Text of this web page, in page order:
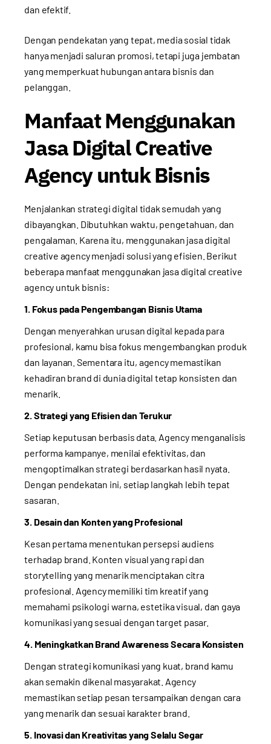
dan efektif.
Dengan pendekatan yang tepat, media sosial tidak
hanya menjadi saluran promosi, tetapi juga jembatan
yang memperkuat hubungan antara bisnis dan
pelanggan.
Manfaat Menggunakan
Jasa Digital Creative
Agency untuk Bisnis
Menjalankan strategi digital tidak semudah yang
dibayangkan. Dibutuhkan waktu, pengetahuan, dan
pengalaman. Karena itu, menggunakan jasa digital
creative agency menjadi solusi yang efisien. Berikut
beberapa manfaat menggunakan jasa digital creative
agency untuk bisnis:
1. Fokus pada Pengembangan Bisnis Utama
Dengan menyerahkan urusan digital kepada para
profesional, kamu bisa fokus mengembangkan produk
dan layanan. Sementara itu, agency memastikan
kehadiran brand di dunia digital tetap konsisten dan
menarik.
2. Strategi yang Efisien dan Terukur
Setiap keputusan berbasis data. Agency menganalisis
performa kampanye, menilai efektivitas, dan
mengoptimalkan strategi berdasarkan hasil nyata.
Dengan pendekatan ini, setiap langkah lebih tepat
sasaran.
3. Desain dan Konten yang Profesional
Kesan pertama menentukan persepsi audiens
terhadap brand. Konten visual yang rapi dan
storytelling yang menarik menciptakan citra
profesional. Agency memiliki tim kreatif yang
memahami psikologi warna, estetika visual, dan gaya
komunikasi yang sesuai dengan target pasar.
4. Meningkatkan Brand Awareness Secara Konsisten
Dengan strategi komunikasi yang kuat, brand kamu
akan semakin dikenal masyarakat. Agency
memastikan setiap pesan tersampaikan dengan cara
yang menarik dan sesuai karakter brand.
5. Inovasi dan Kreativitas yang Selalu Segar